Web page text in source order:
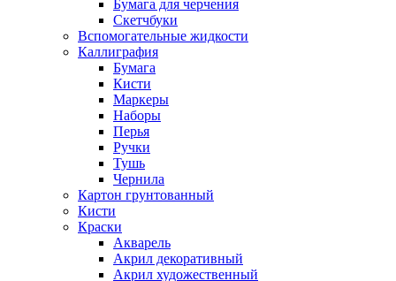
Бумага для черчения
Скетчбуки
Вспомогательные жидкости
Каллиграфия
Бумага
Кисти
Маркеры
Наборы
Перья
Ручки
Тушь
Чернила
Картон грунтованный
Кисти
Краски
Акварель
Акрил декоративный
Акрил художественный